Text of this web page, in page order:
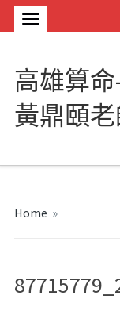
高雄算
黃鼎頤
Home »